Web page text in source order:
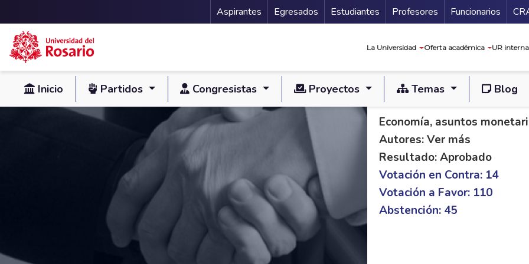
Pasar al contenido principal
Menu Secundario
Aspirantes Egresados Estudiantes Profesores Funcionarios
La Universidad Oferta académica UR
Inicio Partidos Congresistas Proyectos Temas Blog
PL C 264/20 S 292/
Economía, asuntos
Autores: Ver más
Resultado: Aprobado
Votación en Contra: 14
Votación a Favor: 110
Abstención: 45